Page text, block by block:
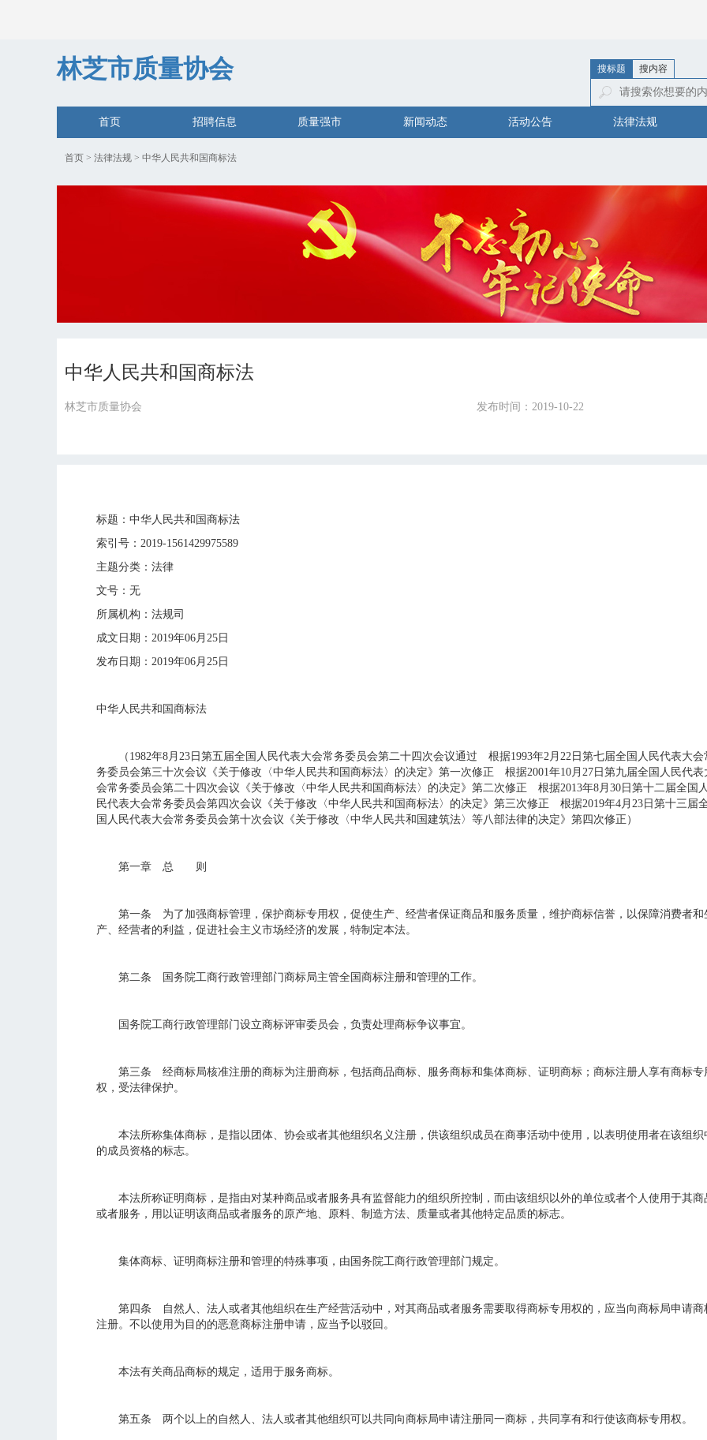
林芝市质量协会 搜标题 搜内容
首页 招聘信息 质量强市 新闻动态 活动公告 法律法规
首页 > 法律法规 > 中华人民共和国商标法
中华人民共和国商标法
林芝市质量协会 发布时间：2019-10-22
标题：中华人民共和国商标法
索引号：2019-1561429975589
主题分类：法律
文号：无
所属机构：法规司
成文日期：2019年06月25日
发布日期：2019年06月25日
中华人民共和国商标法
（1982年8月23日第五届全国人民代表大会常务委员会第二十四次会议通过 根据1993年2月22日第七届全国人民代表大会
务委员会第三十次会议《关于修改〈中华人民共和国商标法〉的决定》第一次修正 根据2001年10月27日第九届全国人民代表
会常务委员会第二十四次会议《关于修改〈中华人民共和国商标法〉的决定》第二次修正 根据2013年8月30日第十二届全国
民代表大会常务委员会第四次会议《关于修改〈中华人民共和国商标法〉的决定》第三次修正 根据2019年4月23日第十三届
国人民代表大会常务委员会第十次会议《关于修改〈中华人民共和国建筑法〉等八部法律的决定》第四次修正）
第一章 总 则
第一条 为了加强商标管理，保护商标专用权，促使生产、经营者保证商品和服务质量，维护商标信誉，以保障消费者和
产、经营者的利益，促进社会主义市场经济的发展，特制定本法。
第二条 国务院工商行政管理部门商标局主管全国商标注册和管理的工作。
国务院工商行政管理部门设立商标评审委员会，负责处理商标争议事宜。
第三条 经商标局核准注册的商标为注册商标，包括商品商标、服务商标和集体商标、证明商标；商标注册人享有商标专
权，受法律保护。
本法所称集体商标，是指以团体、协会或者其他组织名义注册，供该组织成员在商事活动中使用，以表明使用者在该组织
的成员资格的标志。
本法所称证明商标，是指由对某种商品或者服务具有监督能力的组织所控制，而由该组织以外的单位或者个人使用于其商
或者服务，用以证明该商品或者服务的原产地、原料、制造方法、质量或者其他特定品质的标志。
集体商标、证明商标注册和管理的特殊事项，由国务院工商行政管理部门规定。
第四条 自然人、法人或者其他组织在生产经营活动中，对其商品或者服务需要取得商标专用权的，应当向商标局申请商
注册。不以使用为目的的恶意商标注册申请，应当予以驳回。
本法有关商品商标的规定，适用于服务商标。
第五条 两个以上的自然人、法人或者其他组织可以共同向商标局申请注册同一商标，共同享有和行使该商标专用权。